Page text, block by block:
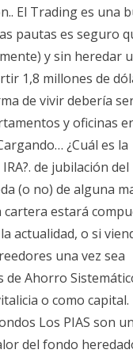
El Trading es una
pautas es seguro
y sin heredar
1,8 millones de
de vivir debería
y oficinas
¿Cuál es la
de jubilación
(o no) de alguna
estará
actualidad, o si
una vez sea
de Ahorro
o como capital.
Los PIAS son
del fondo